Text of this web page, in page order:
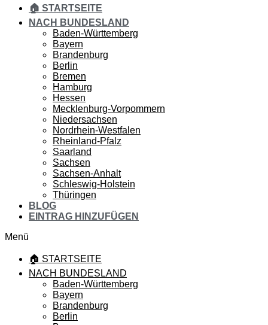
🏠 STARTSEITE
NACH BUNDESLAND
Baden-Württemberg
Bayern
Brandenburg
Berlin
Bremen
Hamburg
Hessen
Mecklenburg-Vorpommern
Niedersachsen
Nordrhein-Westfalen
Rheinland-Pfalz
Saarland
Sachsen
Sachsen-Anhalt
Schleswig-Holstein
Thüringen
BLOG
EINTRAG HINZUFÜGEN
Menü
🏠 STARTSEITE
NACH BUNDESLAND
Baden-Württemberg
Bayern
Brandenburg
Berlin